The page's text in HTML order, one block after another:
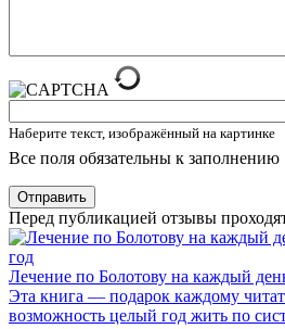
Наберите текст, изображённый на картинке
Все поля обязательны к заполнению
Отправить
Перед публикацией отзывы
Лечение по Болотову на каждый
Эта книга — подарок каждому
возможность целый год жить по